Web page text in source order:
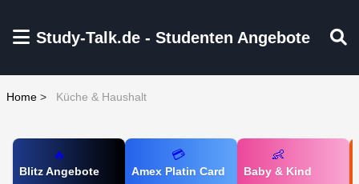
Study-Talk.de - Studenten Angebote
Home > Küche & Haushalt
🔥
Blitz Angebote
💳
Amex Platin Card
👶
Baby & Kind